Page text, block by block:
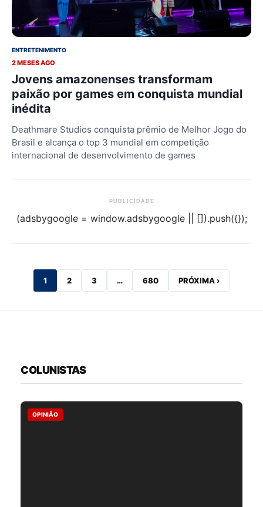
ENTRETENIMENTO
2 MESES AGO
Jovens amazonenses transformam
paixão por games em conquista mundial
inédita
Deathmare Studios conquista prêmio de Melhor Jogo do
Brasil e alcança o top 3 mundial em competição
internacional de desenvolvimento de games
PUBLICIDADE
(adsbygoogle = window.adsbygoogle || []).push({});
1 2 3 … 680 PRÓXIMA ›
COLUNISTAS
OPINIÃO